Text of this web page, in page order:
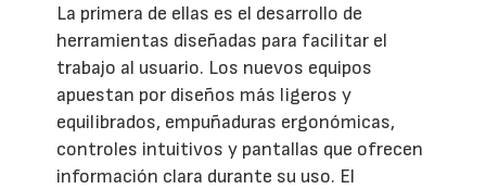
La primera de ellas es el desarrollo de
herramientas diseñadas para facilitar el
trabajo al usuario. Los nuevos equipos
apuestan por diseños más ligeros y
equilibrados, empuñaduras ergonómicas,
controles intuitivos y pantallas que ofrecen
información clara durante su uso. El